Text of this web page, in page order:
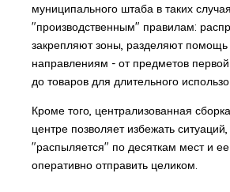
муниципального штаба в таких
"производственным" правилам:
закрепляют зоны, разделяют помощь
направлениям - от предметов
до товаров для длительного
Кроме того, централизованная
центре позволяет избежать
"распыляется" по десяткам мест и
оперативно отправить целиком.